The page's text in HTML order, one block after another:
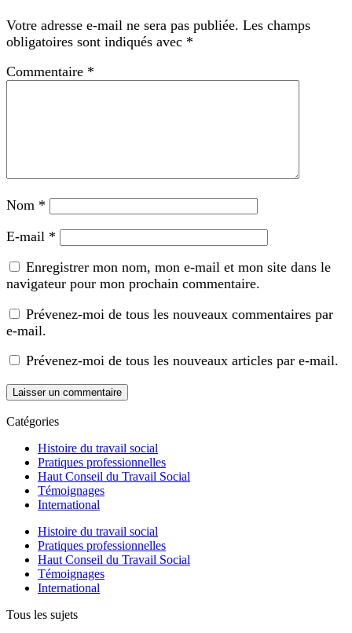
Votre adresse e-mail ne sera pas publiée. Les champs
obligatoires sont indiqués avec *
Commentaire *
Nom *
E-mail *
Enregistrer mon nom, mon e-mail et mon site dans le
navigateur pour mon prochain commentaire.
Prévenez-moi de tous les nouveaux commentaires par
e-mail.
Prévenez-moi de tous les nouveaux articles par e-mail.
Catégories
Histoire du travail social
Pratiques professionnelles
Haut Conseil du Travail Social
Témoignages
International
Histoire du travail social
Pratiques professionnelles
Haut Conseil du Travail Social
Témoignages
International
Tous les sujets